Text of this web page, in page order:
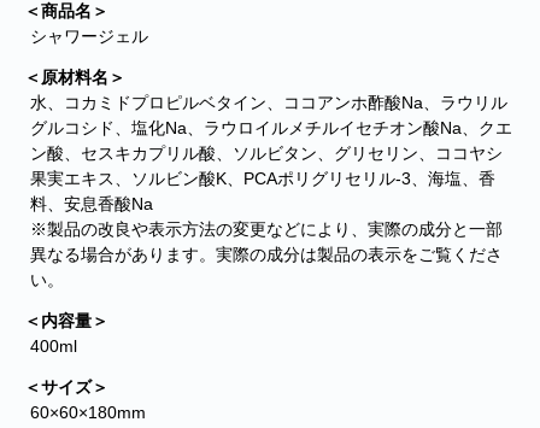
＜商品名＞
シャワージェル
＜原材料名＞
水、コカミドプロピルベタイン、ココアンホ酢酸Na、ラウリル
グルコシド、塩化Na、ラウロイルメチルイセチオン酸Na、クエ
ン酸、セスキカプリル酸、ソルビタン、グリセリン、ココヤシ
果実エキス、ソルビン酸K、PCAポリグリセリル-3、海塩、香
料、安息香酸Na
※製品の改良や表示方法の変更などにより、実際の成分と一部
異なる場合があります。実際の成分は製品の表示をご覧くださ
い。
＜内容量＞
400ml
＜サイズ＞
60×60×180mm
**年末年始休業日のお知らせ** 誠に勝手ではございますが、2024
年12月31日～2025年1月5日まで休業させていただきます。年内出
荷は12月30日 13:00ご注文分まで、年始は1月6日より開始いたしま
す。休業期間中にいただきましたご注文やお問い合わせ等に関しま
しては、1月6日より順次対応させていただきます。お客様にはご不
便をおかけ致しますが、何卒ご了承くださいますようお願い申し上
**当店を騙る不審なメールにご注意ください**
の偽のEメールが届くというお問い合わせが多数寄せられていま
す。当店で注文をしていないのにこのようなメールが届くなど、身